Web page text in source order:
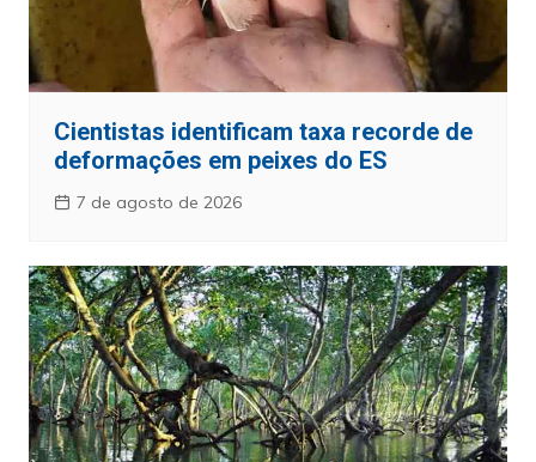
Cientistas identificam taxa recorde de
deformações em peixes do ES
7 de agosto de 2026